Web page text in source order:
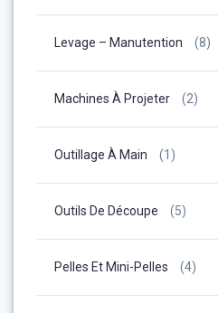
Levage – Manutention (8)
Machines À Projeter (2)
Outillage À Main (1)
Outils De Découpe (5)
Pelles Et Mini-Pelles (4)